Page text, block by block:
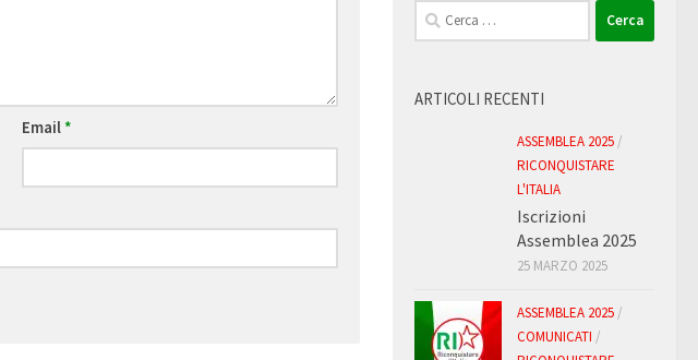
Email*
Ricerca
per:
ARTICOLI RECENTI
ASSEMBLEA 2025 /
RICONQUISTARE
L'ITALIA
Iscrizioni
Assemblea 2025
25 MARZO 2025
ASSEMBLEA 2025 /
COMUNICATI /